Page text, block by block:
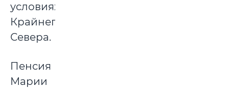
условиях
Крайнего
Севера.
Пенсия
Марии